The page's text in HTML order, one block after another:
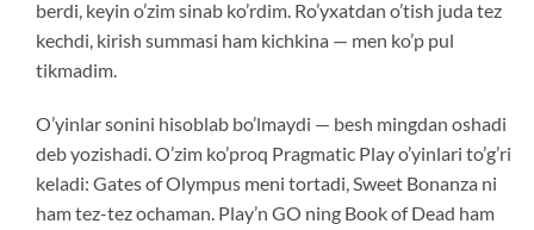
berdi, keyin o’zim sinab ko’rdim. Ro’yxatdan o’tish juda tez
kechdi, kirish summasi ham kichkina — men ko’p pul
tikmadim.
O’yinlar sonini hisoblab bo’lmaydi — besh mingdan oshadi
deb yozishadi. O’zim ko’proq Pragmatic Play o’yinlari to’g’ri
keladi: Gates of Olympus meni tortadi, Sweet Bonanza ni
ham tez-tez ochaman. Play’n GO ning Book of Dead ham